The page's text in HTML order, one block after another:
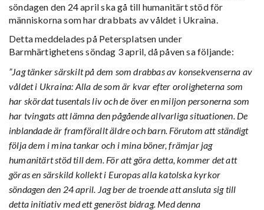
söndagen den 24 april ska gå till humanitärt stöd för
människorna som har drabbats av våldet i Ukraina.
Detta meddelades på Petersplatsen under
Barmhärtighetens söndag 3 april, då påven sa följande:
”Jag tänker särskilt på dem som drabbas av konsekvenserna av
våldet i Ukraina: Alla de som är kvar efter oroligheterna som
har skördat tusentals liv och de över en miljon personerna som
har tvingats att lämna den pågående allvarliga situationen. De
inblandade är framförallt äldre och barn. Förutom att ständigt
följa dem i mina tankar och i mina böner, främjar jag
humanitärt stöd till dem. För att göra detta, kommer det att
göras en särskild kollekt i Europas alla katolska kyrkor
söndagen den 24 april. Jag ber de troende att ansluta sig till
detta initiativ med ett generöst bidrag. Med denna